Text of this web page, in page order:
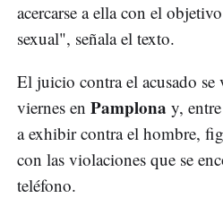
acercarse a ella con el
sexual", señala el texto.
El juicio contra el acusado se
viernes en Pamplona y,
a exhibir contra el hombre,
con las violaciones que se
teléfono.